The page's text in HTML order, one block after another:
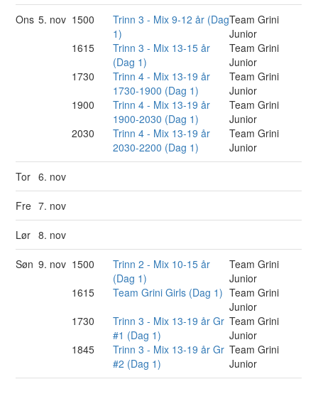
Ons 5. nov 1500
Trinn 3 - Mix 9-12 år (Dag
1)
Team Grini
Junior
1615
Trinn 3 - Mix 13-15 år
(Dag 1)
Team Grini
Junior
1730
Trinn 4 - Mix 13-19 år
1730-1900 (Dag 1)
Team Grini
Junior
1900
Trinn 4 - Mix 13-19 år
1900-2030 (Dag 1)
Team Grini
Junior
2030
Trinn 4 - Mix 13-19 år
2030-2200 (Dag 1)
Team Grini
Junior
Tor 6. nov
Fre 7. nov
Lør 8. nov
Søn 9. nov 1500
Trinn 2 - Mix 10-15 år
(Dag 1)
Team Grini
Junior
1615
Team Grini Girls (Dag 1) Team Grini
Junior
1730
Trinn 3 - Mix 13-19 år Gr
#1 (Dag 1)
Team Grini
Junior
1845
Trinn 3 - Mix 13-19 år Gr
#2 (Dag 1)
Team Grini
Junior